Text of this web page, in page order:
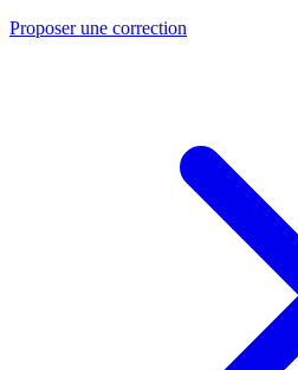
Proposer une correction